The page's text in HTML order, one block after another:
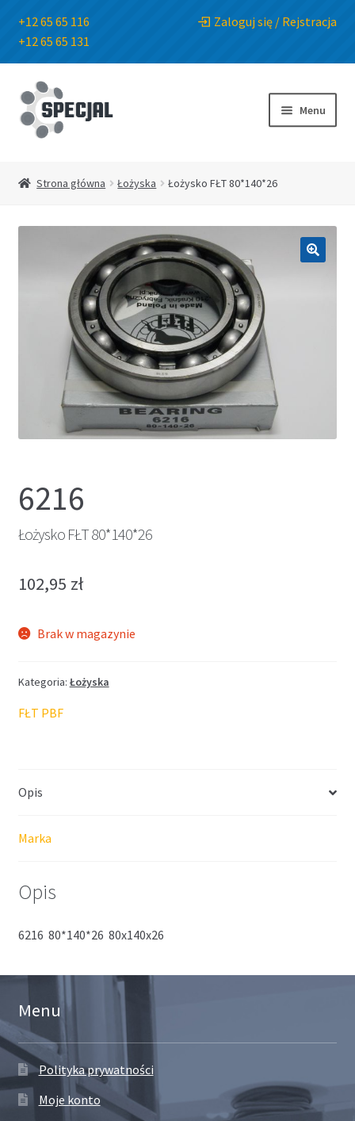
+12 65 65 116
+12 65 65 131
Zaloguj się / Rejstracja
Przejdź
do
nawigacji
Przejdź
do
treści
Menu
Strona główna Łożyska Łożysko FŁT 80*140*26
6216
Łożysko FŁT 80*140*26
102,95 zł
Brak w magazynie
Kategoria: Łożyska
FŁT PBF
Opis
Marka
Opis
6216 80*140*26 80x140x26
Menu
Polityka prywatności
Moje konto